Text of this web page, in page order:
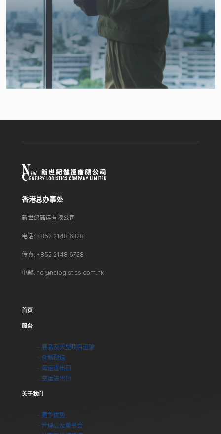
香港总办事处
新世纪储运有限公司
电话: +852 2148 6328
传真: +852 2148 6728
电邮: ncl@nclogistics.com.hk
首页
服务
- 展品及大型项目运输
- 仓储配送
- 海运进出口
- 空运进出口
关于我们
- 竞争优势
- 管理层及董事会